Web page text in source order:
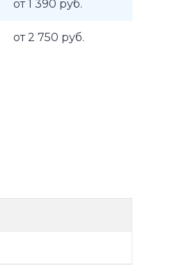
от 1 390 руб.
от 2 750 руб.